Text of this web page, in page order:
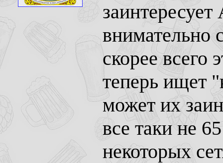
внимательно
скорее всего
теперь ищет
может их
все таки не
некоторых